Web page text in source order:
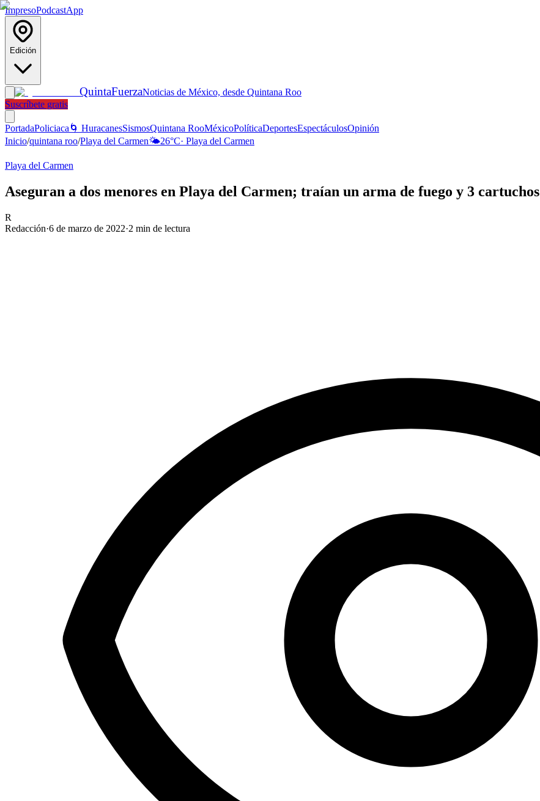
ImpresoPodcastApp
Edición
QuintaFuerzaNoticias de México, desde Quintana Roo
Suscríbete gratis
PortadaPoliciaca 🌀 HuracanesSismosQuintana RooMéxicoPolíticaDeportesEspectáculosOpinión
Inicio/quintana roo/Playa del Carmen🌤️26°C· Playa del Carmen
Playa del Carmen
Aseguran a dos menores en Playa del Carmen; traían un arma de fuego y 3 cartuchos
R
Redacción·6 de marzo de 2022·2 min de lectura